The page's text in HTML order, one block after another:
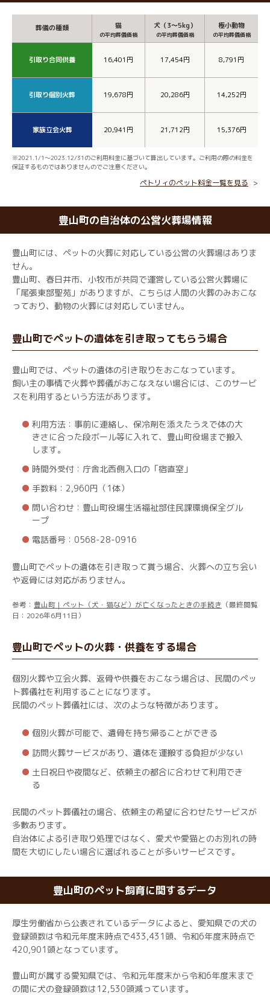
葬儀の種類 猫
の平均葬儀価格
犬（3～5kg）
の平均葬儀価格
極小動物
の平均葬儀価格
引取り合同供養 16,401円 17,454円 8,791円
引取り個別火葬 19,678円 20,286円 14,252円
家族立会火葬 20,941円 21,712円 15,376円
※2021.1/1～2023.12/31のご利用料金に基づいて算出しています。ご利用の際の料金を
保証するものではありませんのでご注意ください。
ペトリィのペット料金一覧を見る
豊山町の自治体の公営火葬場情報
豊山町には、ペットの火葬に対応している公営の火葬場はありま
せん。
豊山町、春日井市、小牧市が共同で運営している公営火葬場に
「尾張東部聖苑」がありますが、こちらは人間の火葬のみおこな
っており、動物の火葬には対応していません。
豊山町でペットの遺体を引き取ってもらう場合
豊山町では、ペットの遺体の引き取りをおこなっています。
飼い主の事情で火葬や葬儀がおこなえない場合には、このサービ
スを利用するという方法があります。
利用方法：事前に連絡し、保冷剤を添えたうえで体の大
きさに合った段ボール等に入れて、豊山町役場まで搬入
します。
時間外受付：庁舎北西側入口の「宿直室」
手数料：2,960円（1体）
問い合わせ：豊山町役場生活福祉部住民課環境保全グル
ープ
電話番号：0568-28-0916
豊山町でペットの遺体を引き取って貰う場合、火葬への立ち会い
や返骨には対応がありません。
参考： 豊山町｜ペット（犬・猫など）が亡くなったときの手続き （最終閲覧
日：2026年6月11日）
豊山町でペットの火葬・供養をする場合
個別火葬や立会火葬、返骨や供養をおこなう場合は、民間のペッ
ト葬儀社を利用することになります。
民間のペット葬儀社には、次のような特徴があります。
個別火葬が可能で、遺骨を持ち帰ることができる
訪問火葬サービスがあり、遺体を運搬する負担が少ない
土日祝日や夜間など、依頼主の都合に合わせて利用でき
る
民間のペット葬儀社の場合、依頼主の希望に合わせたサービスが
多數あります。
自治体による引き取り処理ではなく、愛犬や愛猫とのお別れの時
間を大切にしたい場合に選ばれることが多いサービスです。
豊山町のペット飼育に関するデータ
厚生労働省から公表されているデータによると、愛知県での犬の
登録頭数は令和元年度末時点で433,431頭、令和6年度末時点で
420,901頭となっています。
豊山町が属する愛知県では、令和元年度末から令和6年度末まで
の間に犬の登録頭数は12,530頭減っています。